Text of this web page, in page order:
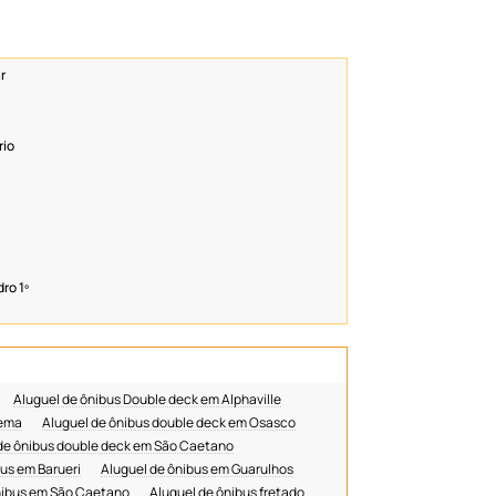
aluguel de ônibus para viagem em grupo
aluguel de ônibus turismo religioso
aluguel de ônibus viagem interestadual
empresa de ônibus turismo em guarulhos
1º
Aluguel de ônibus Double deck em Alphaville
Aluguel de ônibus double deck em Osasco
ônibus double deck em São Caetano
em Barueri
Aluguel de ônibus em Guarulhos
em São Caetano Aluguel de ônibus fretado